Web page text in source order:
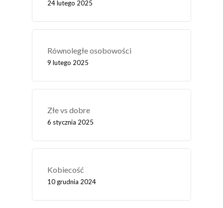
24 lutego 2025
Równoległe osobowości
9 lutego 2025
Złe vs dobre
6 stycznia 2025
Kobiecość
10 grudnia 2024